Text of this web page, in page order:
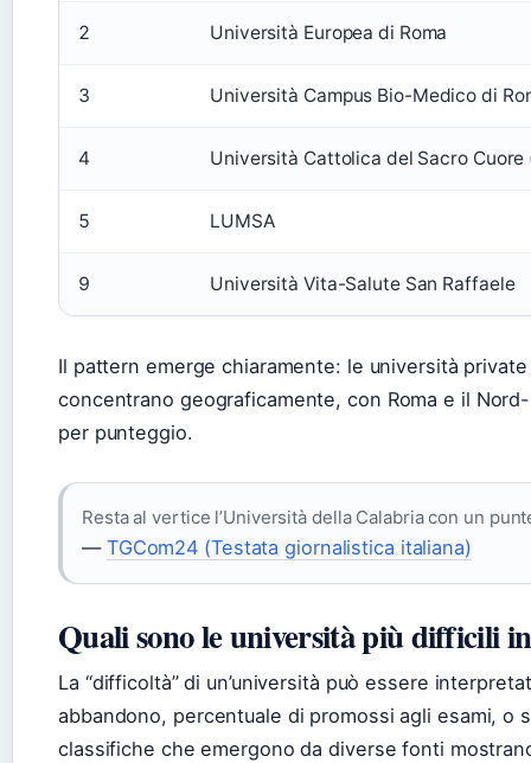
2 Università Europea di Roma
3 Università Campus Bio-Medico di
4 Università Cattolica del Sacro Cuore
5 LUMSA
9 Università Vita-Salute San Raffaele
Il pattern emerge chiaramente: le università
concentrano geograficamente, con Roma e il
per punteggio.
Resta al vertice l’Università della Calabria con un
— TGCom24 (Testata giornalistica italiana)
Quali sono le università più difficili
La “difficoltà” di un’università può essere
abbandono, percentuale di promossi agli esami, o
classifiche che emergono da diverse fonti